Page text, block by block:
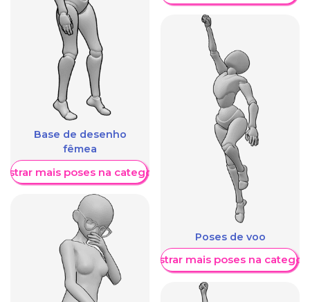
Base de desenho
fêmea
mais poses na categoria
Poses de voo
Mostrar mais poses na